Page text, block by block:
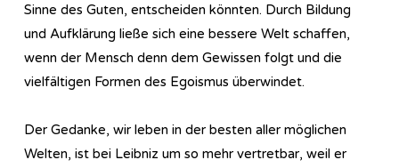
Sinne des Guten, entscheiden könnten. Durch Bildung
und Aufklärung ließe sich eine bessere Welt schaffen,
wenn der Mensch denn dem Gewissen folgt und die
vielfältigen Formen des Egoismus überwindet.
Der Gedanke, wir leben in der besten aller möglichen
Welten, ist bei Leibniz um so mehr vertretbar, weil er